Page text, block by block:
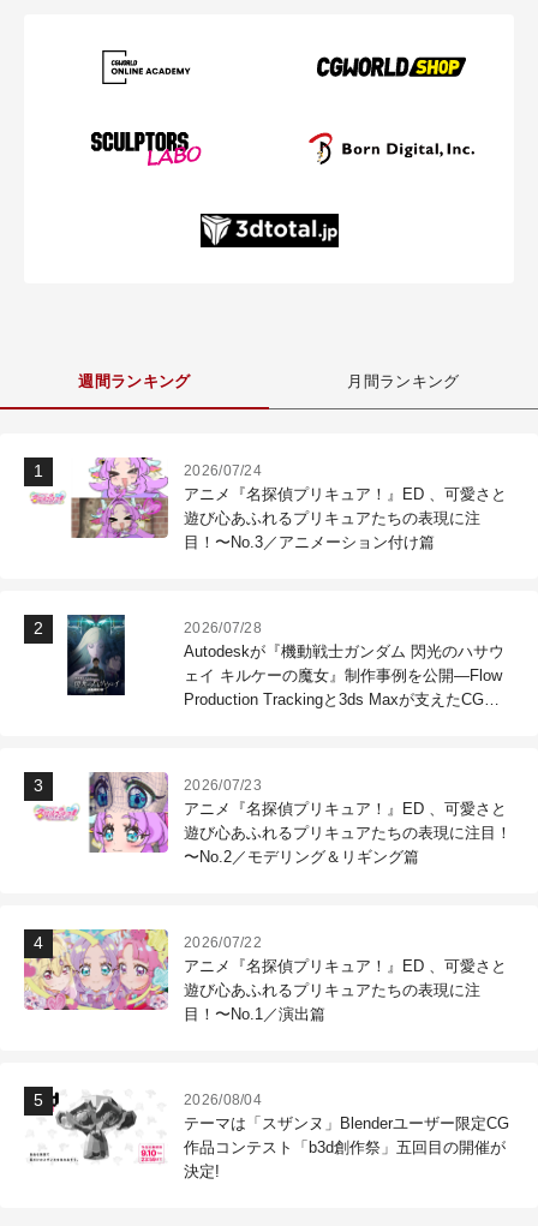
週間ランキング 月間ランキング
2026/07/24
アニメ『名探偵プリキュア！』ED 、可愛さと
遊び心あふれるプリキュアたちの表現に注
目！〜No.3／アニメーション付け篇
2026/07/28
Autodeskが『機動戦士ガンダム 閃光のハサウ
ェイ キルケーの魔女』制作事例を公開―Flow
Production Trackingと3ds Maxが支えたCG制
2026/07/23
アニメ『名探偵プリキュア！』ED 、可愛さと
遊び心あふれるプリキュアたちの表現に注目！
〜No.2／モデリング＆リギング篇
2026/07/22
アニメ『名探偵プリキュア！』ED 、可愛さと
遊び心あふれるプリキュアたちの表現に注
目！〜No.1／演出篇
2026/08/04
テーマは「スザンヌ」Blenderユーザー限定CG
作品コンテスト「b3d創作祭」五回目の開催が
決定!